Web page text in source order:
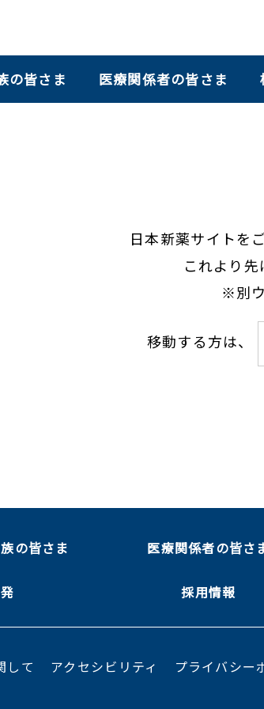
の皆さま 医療関係者の皆さま
日本新薬サイトを
これより先
※別
移動する方は、
の皆さま 医療関係者の皆さ
採用情報
して アクセシビリティ プライバシー